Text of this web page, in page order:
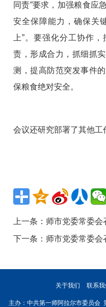
同责”要求，加强粮食应
安全保障能力，确保关
上”。要强化分工协作
责，形成合力，抓细抓
测，提高防范突发事件
保粮食绝对安全。
会议还研究部署了其他工
上一条： 师市党委常委会
下一条： 师市党委常委会
关于我们 联系我
主办：中共第一师阿拉尔市委员